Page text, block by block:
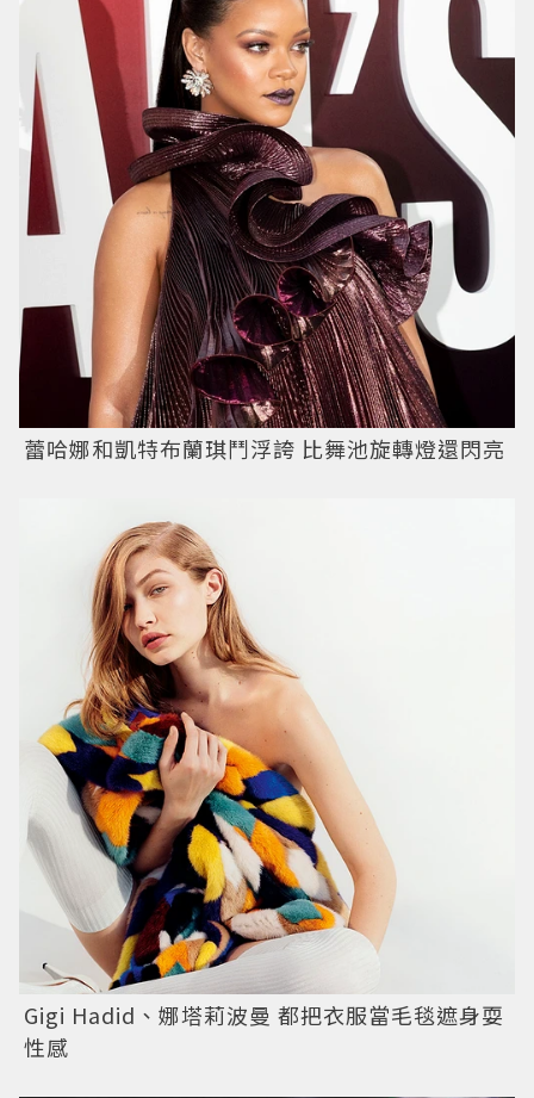
蕾哈娜和凱特布蘭琪鬥浮誇 比舞池旋轉燈還閃亮
Gigi Hadid、娜塔莉波曼 都把衣服當毛毯遮身耍
性感